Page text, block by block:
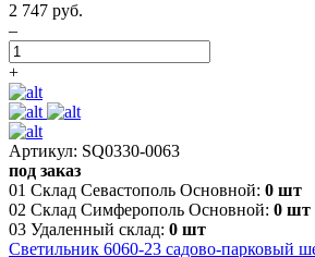
2 747 руб.
–
+
Артикул: SQ0330-0063
под заказ
01 Склад Севастополь Основной: 0 шт
02 Склад Симферополь Основной: 0 шт
03 Удаленный склад: 0 шт
Светильник 6060-23 садово-парковый